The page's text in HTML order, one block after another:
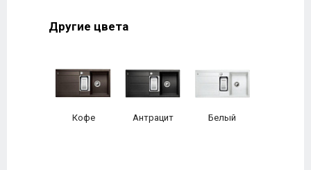
Другие цвета
Кофе Антрацит Белый